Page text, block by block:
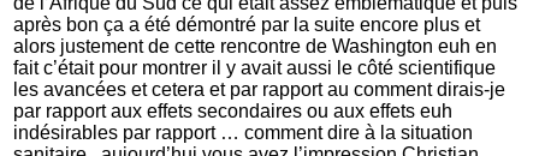
après bon ça a été démontré par la suite encore plus et
alors justement de cette rencontre de Washington euh en
fait c’était pour montrer il y avait aussi le côté scientifique
les avancées et cetera et par rapport au comment dirais-je
par rapport aux effets secondaires ou aux effets euh
indésirables par rapport … comment dire à la situation